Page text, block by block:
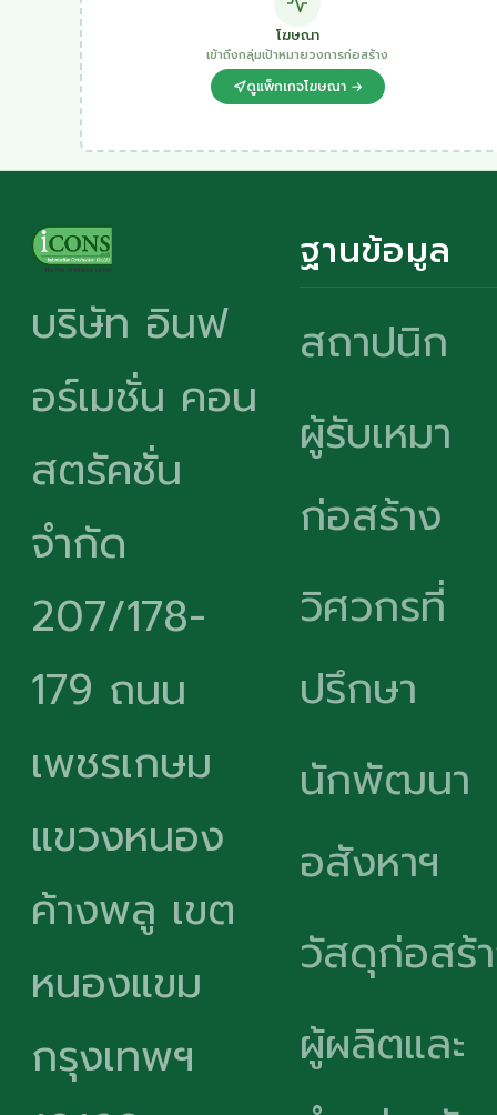
โฆษณา
เข้าถึงกลุ่มเป้าหมายวงการก่อสร้าง
ดูแพ็กเกจโฆษณา →
บริษัท อินฟ
อร์เมชั่น คอน
สตรัคชั่น
จำกัด
207/178-
179 ถนน
เพชรเกษม
แขวงหนอง
ค้างพลู เขต
หนองแขม
กรุงเทพฯ
ฐานข้อมูล
สถาปนิก
ผู้รับเหมา
ก่อสร้าง
วิศวกรที่
ปรึกษา
นักพัฒนา
อสังหาฯ
วัสดุก่อสร้
ผู้ผลิตและ